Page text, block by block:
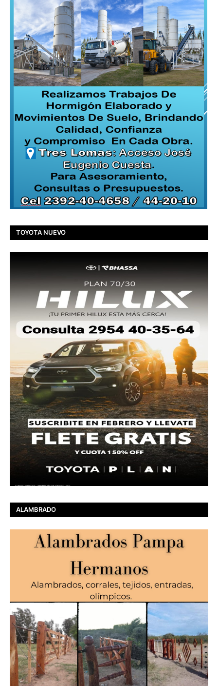
TOYOTA NUEVO
ALAMBRADO